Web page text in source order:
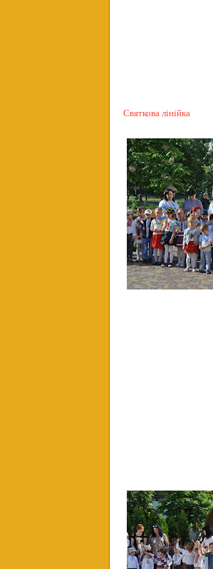
Святкова лінійка